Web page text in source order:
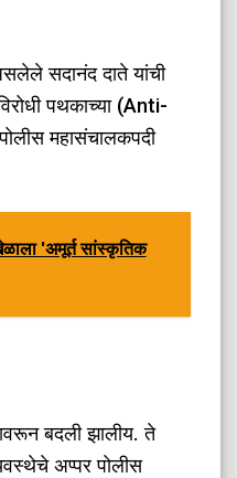
सदानंद दाते यांची
पथकाच्या (Anti-
महासंचालकपदी
'अमूर्त सांस्कृतिक
बदली झालीय. ते
अप्पर पोलीस